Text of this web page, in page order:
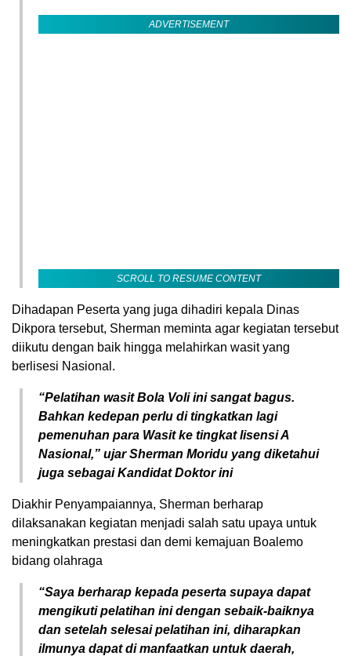
ADVERTISEMENT
SCROLL TO RESUME CONTENT
Dihadapan Peserta yang juga dihadiri kepala Dinas
Dikpora tersebut, Sherman meminta agar kegiatan tersebut
diikutu dengan baik hingga melahirkan wasit yang
berlisesi Nasional.
“Pelatihan wasit Bola Voli ini sangat bagus.
Bahkan kedepan perlu di tingkatkan lagi
pemenuhan para Wasit ke tingkat lisensi A
Nasional,” ujar Sherman Moridu yang diketahui
juga sebagai Kandidat Doktor ini
Diakhir Penyampaiannya, Sherman berharap
dilaksanakan kegiatan menjadi salah satu upaya untuk
meningkatkan prestasi dan demi kemajuan Boalemo
bidang olahraga
“Saya berharap kepada peserta supaya dapat
mengikuti pelatihan ini dengan sebaik-baiknya
dan setelah selesai pelatihan ini, diharapkan
ilmunya dapat di manfaatkan untuk daerah,